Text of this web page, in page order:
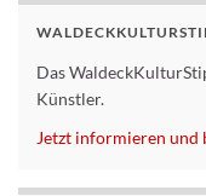
Das
Künstler.
Jetzt informieren und